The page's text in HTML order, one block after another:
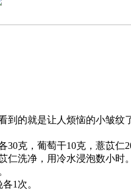
的就是让人烦恼的小皱纹
克，葡萄干10克，薏苡仁20
洗净，用冷水浸泡数小时
1次。